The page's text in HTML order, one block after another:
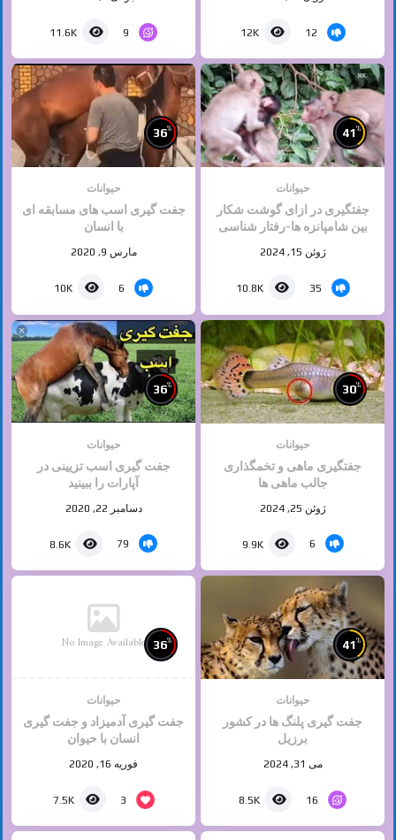
12
12K
9
11.6K
41%
حیوانات
جفتگیری در ازای گوشت شکار
بین شامپانزه ها-رفتار شناسی
ژوئن 15, 2024
35
10.8K
36%
حیوانات
جفت گیری اسب های مسابقه ای
با انسان
مارس 9, 2020
6
10K
30%
حیوانات
جفتگیری ماهی و تخمگذاری
جالب ماهی ها
ژوئن 25, 2024
6
9.9K
36%
حیوانات
جفت گیری اسب تزیینی در
آپارات را ببینید
دسامبر 22, 2020
79
8.6K
41%
حیوانات
جفت گیری پلنگ ها در کشور
برزیل
می 31, 2024
16
8.5K
No Image Available 36%
حیوانات
جفت گیری آدمیزاد و جفت گیری
انسان با حیوان
فوریه 16, 2020
3
7.5K